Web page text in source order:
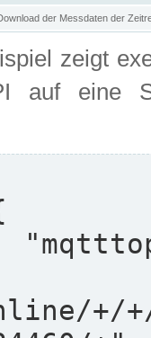
der Messdaten der
zeigt
auf eine
+/